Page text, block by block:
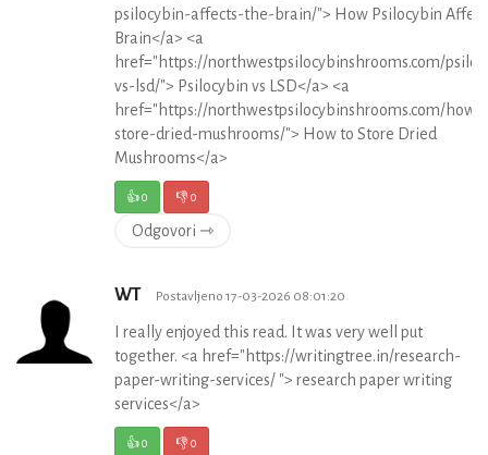
psilocybin-affects-the-brain/"> How Psilocybin
Brain</a> <a
href="https://northwestpsilocybinshrooms.com/
vs-lsd/"> Psilocybin vs LSD</a> <a
href="https://northwestpsilocybinshrooms.com/how-
store-dried-mushrooms/"> How to Store Dried
Mushrooms</a>
👍0 👎0
Odgovori ⇾
WT Postavljeno 17-03-2026 08:01:20
I really enjoyed this read. It was very well put
together. <a href="https://writingtree.in/research-
paper-writing-services/ "> research paper writing
services</a>
👍0 👎0